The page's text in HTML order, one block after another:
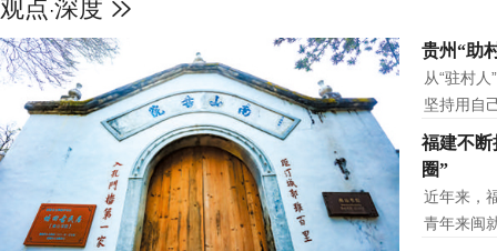
观点·深度
贵州“助
从“驻村
坚持用自
福建不断
圈”
近年来，
青年来闽